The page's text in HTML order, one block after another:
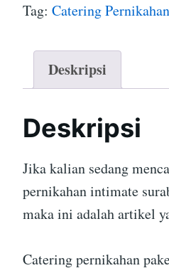
Tag: Catering
Deskripsi
Deskripsi
Jika kalian sedang
pernikahan intimate
maka ini adalah artikel
Catering pernikahan